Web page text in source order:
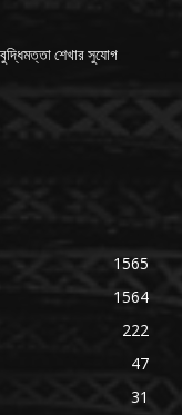
শেখার সুযোগ
1565
1564
222
47
31